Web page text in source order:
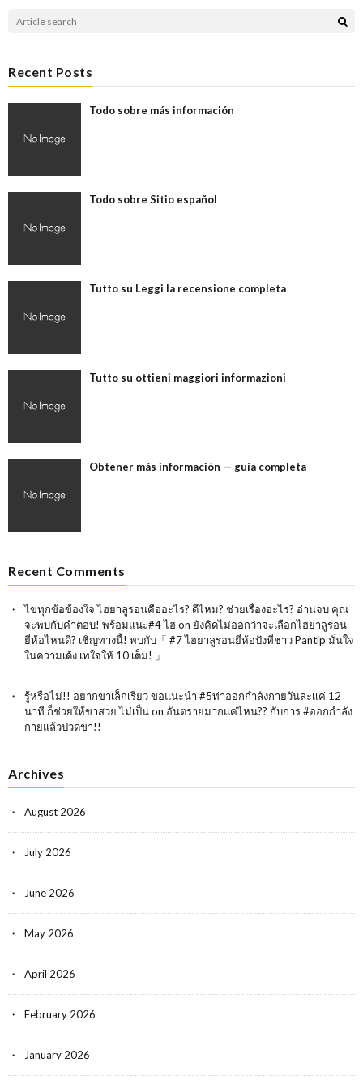
Recent Posts
Todo sobre más información
Todo sobre Sitio español
Tutto su Leggi la recensione completa
Tutto su ottieni maggiori informazioni
Obtener más información — guía completa
Recent Comments
ไขทุกข้อข้องใจ ไฮยาลูรอนคืออะไร? ดีไหม? ช่วยเรื่องอะไร? อ่านจบ คุณ
จะพบกับคำตอบ! พร้อมแนะ#4 ไฮ on ยังคิดไม่ออกว่าจะเลือกไฮยาลูรอน
ยี่ห้อไหนดี? เชิญทางนี้! พบกับ「 #7 ไฮยาลูรอนยี่ห้อปังที่ชาว Pantip มั่นใจ
ในความเด้ง เทใจให้ 10 เต็ม! 」
รู้หรือไม่!! อยากขาเล็กเรียว ขอแนะนำ #5ท่าออกกำลังกายวันละเเค่ 12
นาที ก็ช่วยให้ขาสวย ไม่เป็นon อันตรายมากแค่ไหน?? กับการ #ออกกำลัง
กายแล้วปวดขา!!
Archives
August 2026
July 2026
June 2026
May 2026
April 2026
February 2026
January 2026